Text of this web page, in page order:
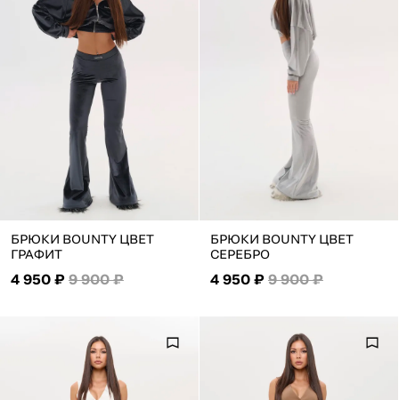
БРЮКИ BOUNTY ЦВЕТ
ГРАФИТ
4 950 ₽ 9 900 ₽
БРЮКИ BOUNTY ЦВЕТ
СЕРЕБРО
4 950 ₽ 9 900 ₽